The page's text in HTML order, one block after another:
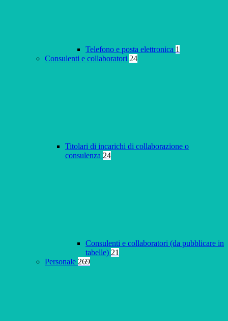
Telefono e posta elettronica 1
Consulenti e collaboratori 24
Titolari di incarichi di collaborazione o
consulenza 24
Consulenti e collaboratori (da pubblicare in
tabelle) 21
Personale 269